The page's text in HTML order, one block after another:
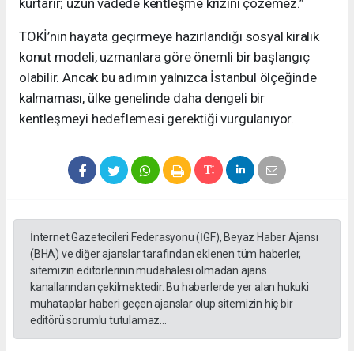
kurtarır; uzun vadede kentleşme krizini çözemez.”
TOKİ’nin hayata geçirmeye hazırlandığı sosyal kiralık
konut modeli, uzmanlara göre önemli bir başlangıç
olabilir. Ancak bu adımın yalnızca İstanbul ölçeğinde
kalmaması, ülke genelinde daha dengeli bir
kentleşmeyi hedeflemesi gerektiği vurgulanıyor.
İnternet Gazetecileri Federasyonu (İGF), Beyaz Haber Ajansı
(BHA) ve diğer ajanslar tarafından eklenen tüm haberler,
sitemizin editörlerinin müdahalesi olmadan ajans
kanallarından çekilmektedir. Bu haberlerde yer alan hukuki
muhataplar haberi geçen ajanslar olup sitemizin hiç bir
editörü sorumlu tutulamaz...